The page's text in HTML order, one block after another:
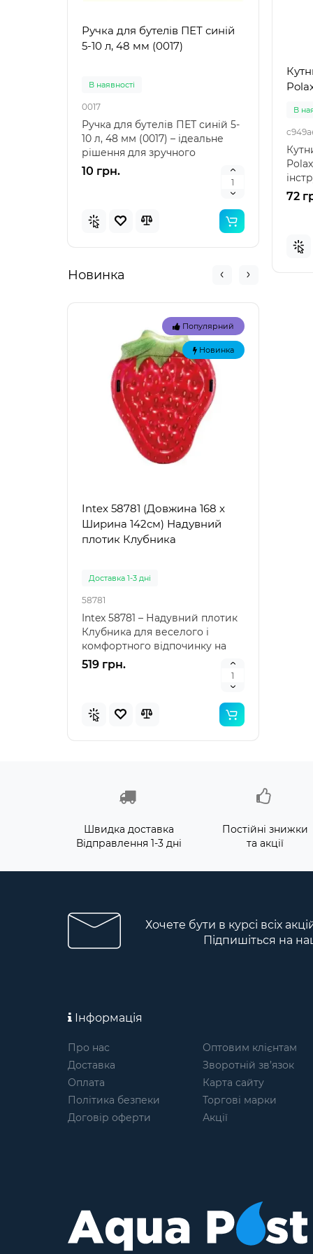
Ручка для бутелів ПЕТ синій
5-10 л, 48 мм (0017)
В наявностi
0017
Ручка для бутелів ПЕТ синій 5-
10 л, 48 мм (0017) – ідеальне
рішення для зручного
транспортування Ру..
10 грн.
В
0021
10 л,
10
Новинка
Популярний
Новинка
Intex 58781 (Довжина 168 x
Ширина 142см) Надувний
плотик Клубника
Доставка 1-3 дні
58781
Intex 58781 – Надувний плотик
Клубника для веселого і
комфортного відпочинку на
воді Intex 58781 – я..
519 грн.
В
72
Швидка доставка
Відправлення 1-3 дні
Постійні знижки
та акції
Хочете бути в курсі всіх
Підпишіться на
Інформація
Про нас
Доставка
Оплата
Політика безпеки
Договір оферти
Оптовим клієнтам
Зворотній зв’язок
Карта сайту
Торгові марки
Акції